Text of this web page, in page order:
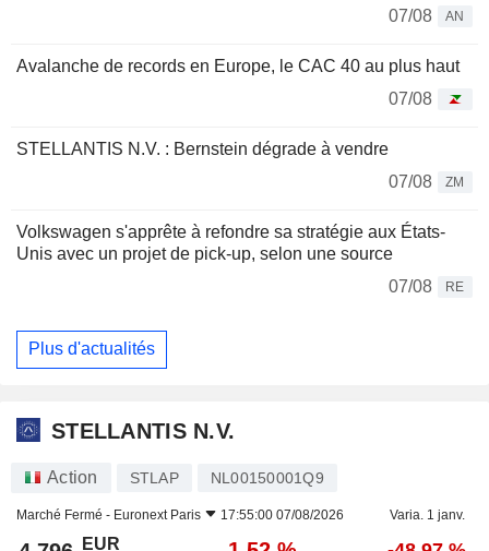
07/08
AN
Avalanche de records en Europe, le CAC 40 au plus haut
07/08
STELLANTIS N.V. : Bernstein dégrade à vendre
07/08
ZM
Volkswagen s'apprête à refondre sa stratégie aux États-
Unis avec un projet de pick-up, selon une source
07/08
RE
Plus d'actualités
STELLANTIS N.V.
Action STLAP NL00150001Q9
Marché Fermé - Euronext Paris 17:55:00 07/08/2026 Varia. 1 janv.
EUR